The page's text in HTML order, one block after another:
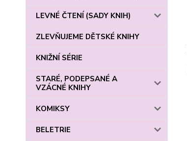
LEVNÉ ČTENÍ (SADY KNIH)
ZLEVŇUJEME DĚTSKÉ KNIHY
KNIŽNÍ SÉRIE
STARÉ, PODEPSANÉ A
VZÁCNÉ KNIHY
KOMIKSY
BELETRIE